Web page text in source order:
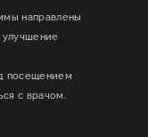
направлены
улучшение
посещением
с врачом.